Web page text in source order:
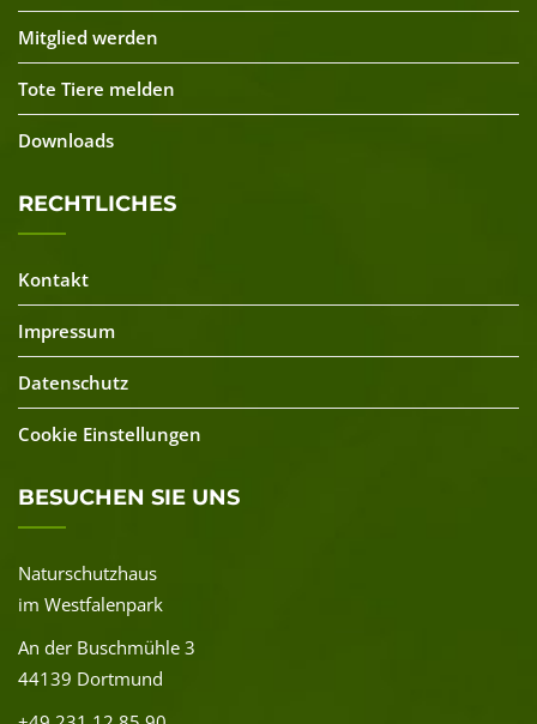
Mitglied werden
Tote Tiere melden
Downloads
RECHTLICHES
Kontakt
Impressum
Datenschutz
Cookie Einstellungen
BESUCHEN SIE UNS
Naturschutzhaus
im Westfalenpark
An der Buschmühle 3
44139 Dortmund